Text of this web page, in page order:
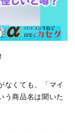
なくても、「マイ
う商品名は聞いた